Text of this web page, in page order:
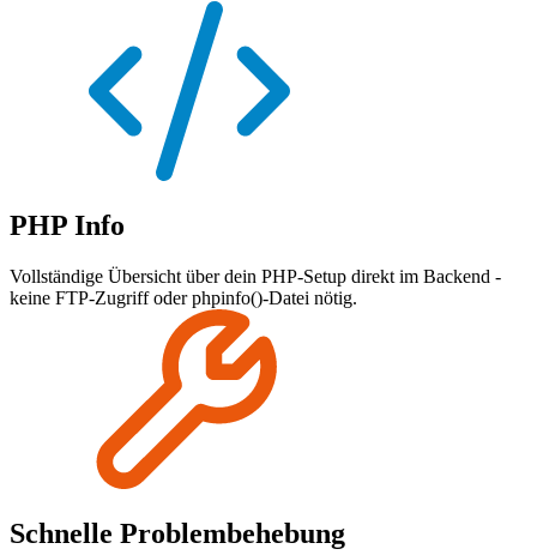
PHP Info
Vollständige Übersicht über dein PHP-Setup direkt im Backend -
keine FTP-Zugriff oder phpinfo()-Datei nötig.
Schnelle Problembehebung